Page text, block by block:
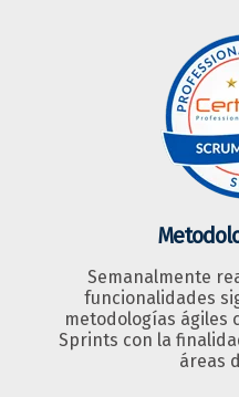
Semanalmente
funcionalidades
metodologías ágiles
Sprints con la
áreas